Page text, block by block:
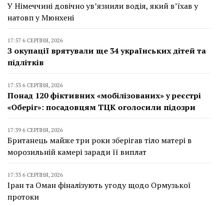
У Німеччині довічно ув’язнили водія, який в’їхав у
натовп у Мюнхені
17:57 6 СЕРПНЯ, 2026
З окупації врятували ще 34 українських дітей та
підлітків
17:53 6 СЕРПНЯ, 2026
Понад 120 фіктивних «мобілізованих» у реєстрі
«Оберіг»: посадовцям ТЦК оголосили підозри
17:39 6 СЕРПНЯ, 2026
Британець майже три роки зберігав тіло матері в
морозильній камері заради її виплат
17:33 6 СЕРПНЯ, 2026
Іран та Оман фіналізують угоду щодо Ормузької
протоки